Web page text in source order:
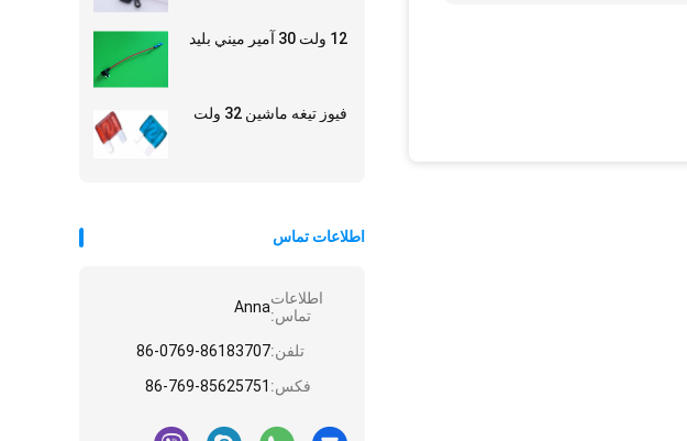
12 ولت 30 آمپر ميني بليد
فیوز تیغه ماشین 32 ولت
اطلاعات تماس
اطلاعات
تماس:Anna
تلفن:86-0769-86183707
فکس: 86-769-85625751